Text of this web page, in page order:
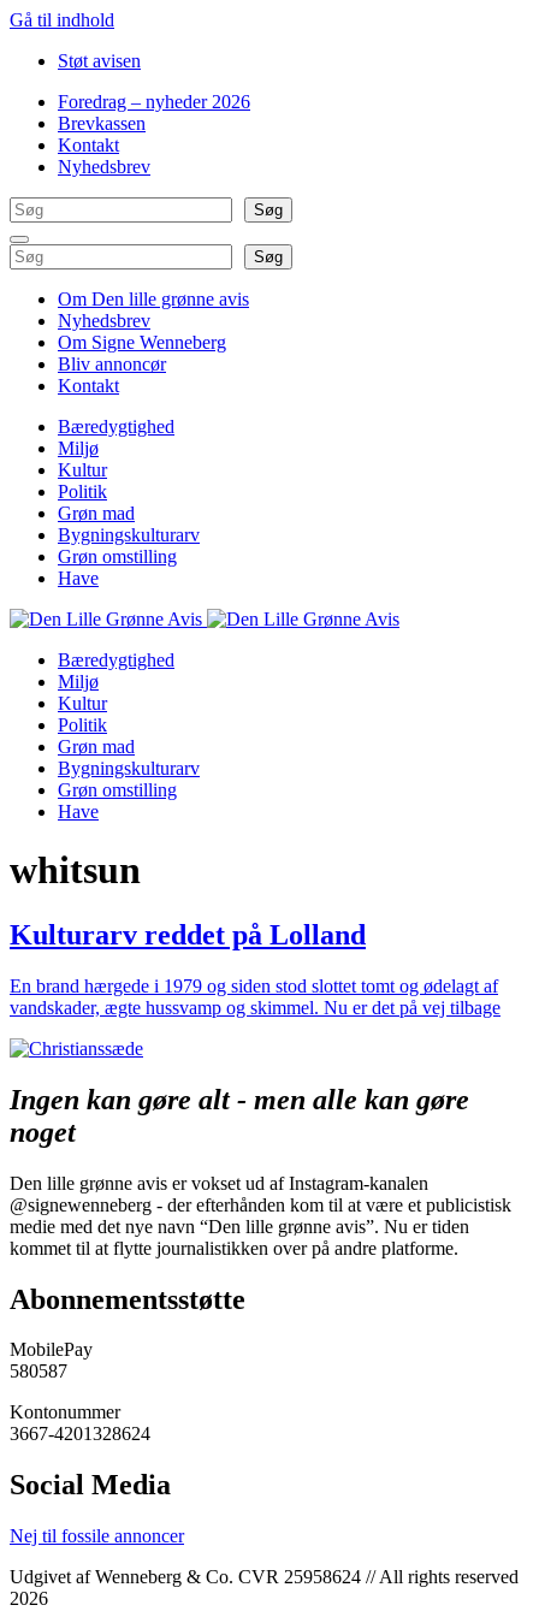
Gå til indhold
Støt avisen
Foredrag – nyheder 2026
Brevkassen
Kontakt
Nyhedsbrev
Søg
Søg
Søg Søg
Om Den lille grønne avis
Nyhedsbrev
Om Signe Wenneberg
Bliv annoncør
Kontakt
Bæredygtighed
Miljø
Kultur
Politik
Grøn mad
Bygningskulturarv
Grøn omstilling
Have
Bæredygtighed
Miljø
Kultur
Politik
Grøn mad
Bygningskulturarv
Grøn omstilling
Have
whitsun
Kulturarv reddet på Lolland
En brand hærgede i 1979 og siden stod slottet tomt og ødelagt af
vandskader, ægte hussvamp og skimmel. Nu er det på vej tilbage
Ingen kan gøre alt - men alle kan gøre
noget
Den lille grønne avis er vokset ud af Instagram-kanalen
@signewenneberg - der efterhånden kom til at være et publicistisk
medie med det nye navn “Den lille grønne avis”. Nu er tiden
kommet til at flytte journalistikken over på andre platforme.
Abonnementsstøtte
MobilePay
580587
Kontonummer
3667-4201328624
Social Media
Nej til fossile annoncer
Udgivet af Wenneberg & Co. CVR 25958624 // All rights reserved
2026